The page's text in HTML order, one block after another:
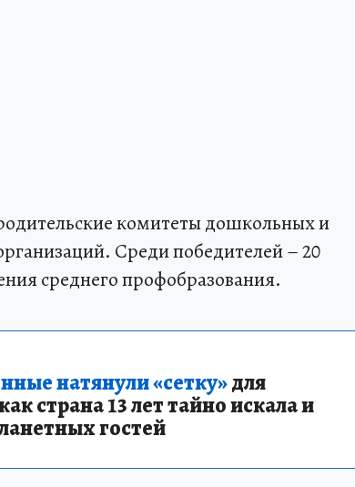
комитеты дошкольных и
Среди победителей – 20
среднего профобразования.
натянули «сетку»для
страна 13 лет тайно искала и
гостей